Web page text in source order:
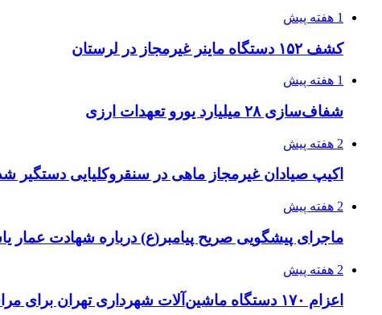
1 هفته پیش
کشف ۱۵۲ دستگاه ماینر غیرمجاز در لرستان
1 هفته پیش
شفاف‌سازی ۲۸ میلیارد یورو تعهدات ارزی
2 هفته پیش
اکیپ صیادان غیرمجاز ماهی در سنقروکلیایی دستگیر
2 هفته پیش
ماجرای پیشگویی صریح پیامبر(ع) درباره شهادت عمار
2 هفته پیش
اعزام ۱۷۰ دستگاه ماشین‌آلات شهرداری تهران برای مراسم اربعین